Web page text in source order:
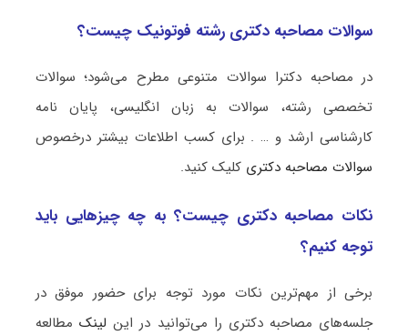
سوالات مصاحبه دکتری رشته فوتونیک چیست؟
در مصاحبه دکترا سوالات متنوعی مطرح می‌شود؛ سوالات
تخصصی رشته، سوالات به زبان انگلیسی، پایان نامه
کارشناسی ارشد و … . برای کسب اطلاعات بیشتر درخصوص
سوالات مصاحبه دکتری کلیک کنید.
نکات مصاحبه دکتری چیست؟ به چه چیزهایی باید
توجه کنیم؟
برخی از مهم‌ترین نکات مورد توجه برای حضور موفق در
جلسه‌های مصاحبه دکتری را می‌توانید در این لینکمطالعه